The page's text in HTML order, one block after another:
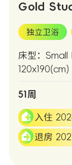
Gold
独立卫浴
床型：
120x190(cm)
51周
入住
退房